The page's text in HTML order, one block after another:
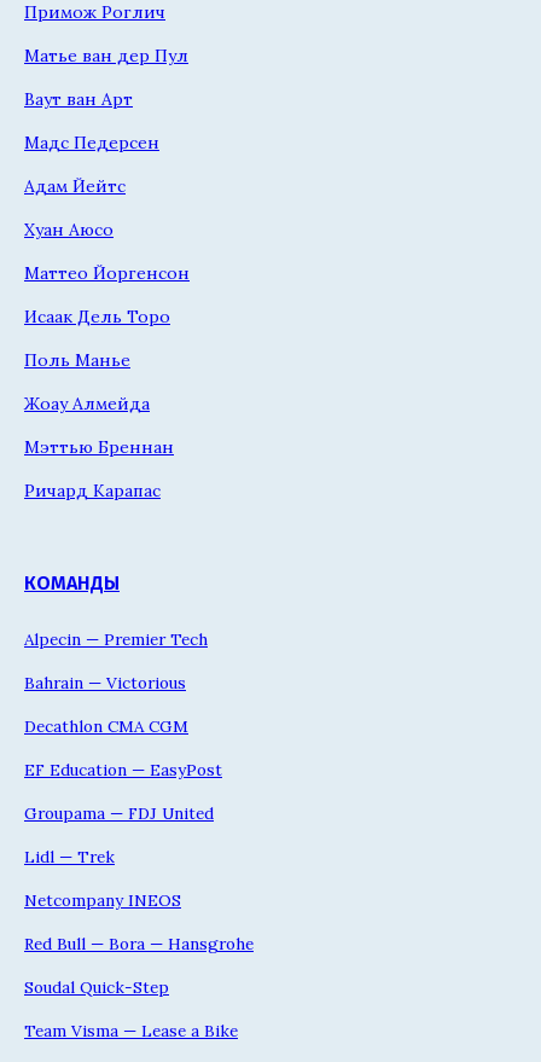
Примож Роглич
Матье ван дер Пул
Ваут ван Арт
Мадс Педерсен
Адам Йейтс
Хуан Аюсо
Маттео Йоргенсон
Исаак Дель Торо
Поль Манье
Жоау Алмейда
Мэттью Бреннан
Ричард Карапас
КОМАНДЫ
Alpecin — Premier Tech
Bahrain — Victorious
Decathlon CMA CGM
EF Education — EasyPost
Groupama — FDJ United
Lidl — Trek
Netcompany INEOS
Red Bull — Bora — Hansgrohe
Soudal Quick-Step
Team Visma — Lease a Bike